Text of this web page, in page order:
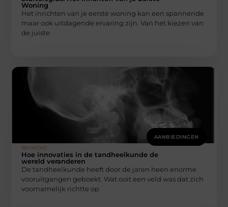
Woning
Het inrichten van je eerste woning kan een spannende
maar ook uitdagende ervaring zijn. Van het kiezen van
de juiste
AANBIEDINGEN
Bonefast
Hoe innovaties in de tandheelkunde de
wereld veranderen
De tandheelkunde heeft door de jaren heen enorme
vooruitgangen geboekt. Wat ooit een veld was dat zich
voornamelijk richtte op